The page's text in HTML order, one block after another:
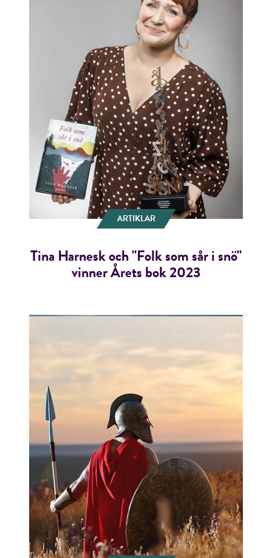
ARTIKLAR
Tina Harnesk och "Folk som sår i snö"
vinner Årets bok 2023